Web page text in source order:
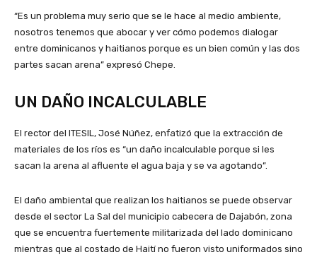
“Es un problema muy serio que se le hace al medio ambiente,
nosotros tenemos que abocar y ver cómo podemos dialogar
entre dominicanos y haitianos porque es un bien común y las dos
partes sacan arena” expresó Chepe.
UN DAÑO INCALCULABLE
El rector del ITESIL, José Núñez, enfatizó que la extracción de
materiales de los ríos es “un daño incalculable porque si les
sacan la arena al afluente el agua baja y se va agotando”.
El daño ambiental que realizan los haitianos se puede observar
desde el sector La Sal del municipio cabecera de Dajabón, zona
que se encuentra fuertemente militarizada del lado dominicano
mientras que al costado de Haití no fueron visto uniformados sino